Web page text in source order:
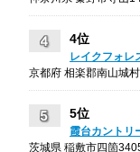
4位
レイクフォレ
京都府 相楽郡南山城
5位
霞台カントリ
茨城県 稲敷市四箇